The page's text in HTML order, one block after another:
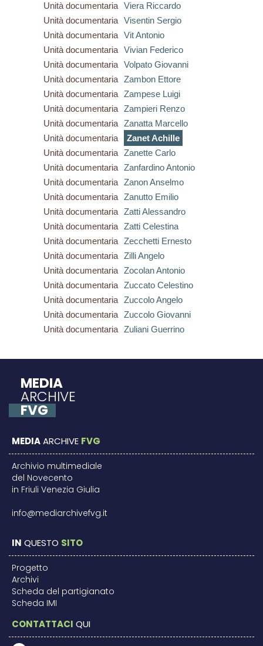
Unità documentaria
Viera Riccardo
Unità documentaria
Visentin Sergio
Unità documentaria
Vit Antonio
Unità documentaria
Vivian Federico
Unità documentaria
Volpato Giovanni
Unità documentaria
Zambon Ettore
Unità documentaria
Zampese Luigi
Unità documentaria
Zampieri Renzo
Unità documentaria
Zanatta Marcello
Unità documentaria
Zanet Achille
Unità documentaria
Zanette Carlo
Unità documentaria
Zanfardino Antonio
Unità documentaria
Zanon Anselmo
Unità documentaria
Zanutto Emilio
Unità documentaria
Zatti Alessandro
Unità documentaria
Zatti Celestina
Unità documentaria
Zecchetti Ernesto
Unità documentaria
Zilli Angelo
Unità documentaria
Zocolan Antonio
Unità documentaria
Zuccato Celestino
Unità documentaria
Zuccolo Angelo
Unità documentaria
Zuccolo Giovanni
Unità documentaria
Zuliani Guerrino
MEDIA
ARCHIVE
FVG
MEDIAARCHIVE FVG
Archivio multimediale
del Novecento
in Friuli Venezia Giulia
info@mediarchivefvg.it
IN QUESTO SITO
Progetto
Archivi
Scheda del partigianato
Scheda IMI
CONTATTACI QUI